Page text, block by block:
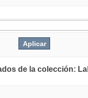
de la colección: